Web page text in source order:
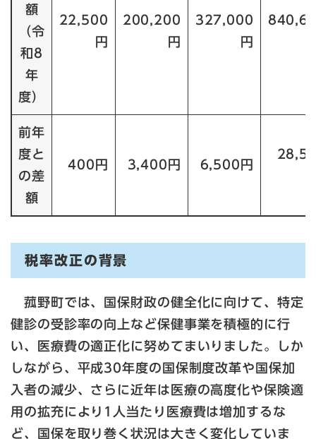
額
（令
和8
年
度）
22,500
円
200,200
円
327,000
円
前年
度と
の差
額
400円 3,400円 6,500円
税率改正の背景
菰野町では、国保財政の健全化に向けて、特定
健診の受診率の向上など保健事業を積極的に行
い、医療費の適正化に努めてまいりました。しか
しながら、平成30年度の国保制度改革や国保加
入者の減少、さらに近年は医療の高度化や保険適
用の拡充により1人当たり医療費は増加するな
ど、国保を取り巻く状況は大きく変化していま